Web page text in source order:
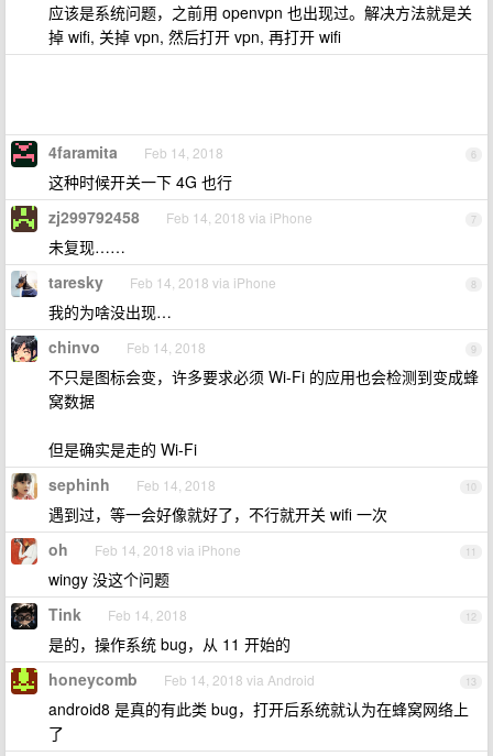
应该是系统问题，之前用 openvpn 也出现过。解决方法就是关
掉 wifi, 关掉 vpn, 然后打开 vpn, 再打开 wifi
6
4faramita Feb 14, 2018
这种时候开关一下 4G 也行
7
zj299792458 Feb 14, 2018 via iPhone
未复现……
8
taresky Feb 14, 2018 via iPhone
我的为啥没出现…
9
chinvo Feb 14, 2018
不只是图标会变，许多要求必须 Wi-Fi 的应用也会检测到变成蜂
窝数据
但是确实是走的 Wi-Fi
10
sephinh Feb 14, 2018
遇到过，等一会好像就好了，不行就开关 wifi 一次
11
oh Feb 14, 2018 via iPhone
wingy 没这个问题
12
Tink Feb 14, 2018
是的，操作系统 bug，从 11 开始的
13
honeycomb Feb 14, 2018 via Android
android8 是真的有此类 bug，打开后系统就认为在蜂窝网络上
了